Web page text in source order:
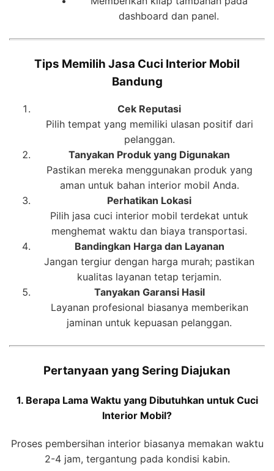
dashboard dan panel.
Tips Memilih Jasa Cuci Interior Mobil
Bandung
Cek Reputasi
Pilih tempat yang memiliki ulasan positif dari
pelanggan.
Tanyakan Produk yang Digunakan
Pastikan mereka menggunakan produk yang
aman untuk bahan interior mobil Anda.
Perhatikan Lokasi
Pilih jasa cuci interior mobil terdekat untuk
menghemat waktu dan biaya transportasi.
Bandingkan Harga dan Layanan
Jangan tergiur dengan harga murah; pastikan
kualitas layanan tetap terjamin.
Tanyakan Garansi Hasil
Layanan profesional biasanya memberikan
jaminan untuk kepuasan pelanggan.
Pertanyaan yang Sering Diajukan
1. Berapa Lama Waktu yang Dibutuhkan untuk Cuci
Interior Mobil?
Proses pembersihan interior biasanya memakan waktu
2-4 jam, tergantung pada kondisi kabin.